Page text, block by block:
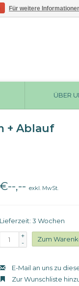
ÜBER
+ Ablauf
€--,--exkl. MwSt.
Lieferzeit: 3 Wochen
+
-
Zum
E-Mail an uns zu
Zur Wunschliste
Für weitere